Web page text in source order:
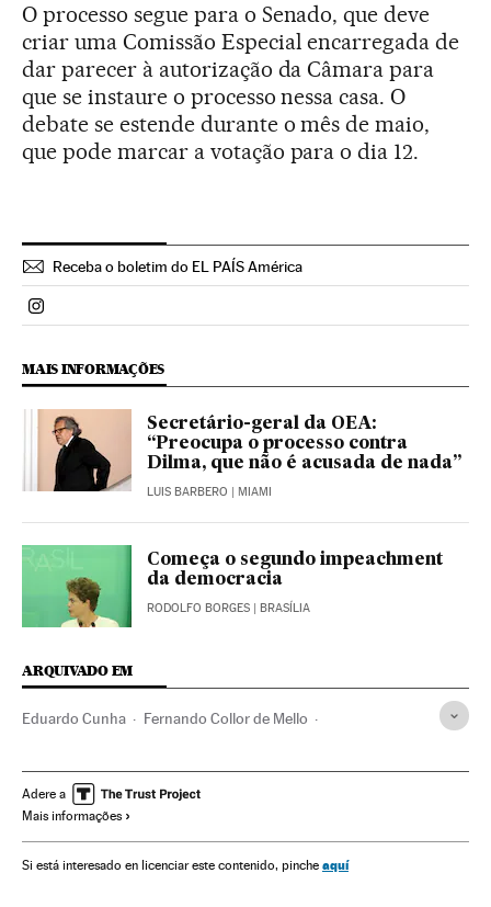
O processo segue para o Senado, que deve
criar uma Comissão Especial encarregada de
dar parecer à autorização da Câmara para
que se instaure o processo nessa casa. O
debate se estende durante o mês de maio,
que pode marcar a votação para o dia 12.
Receba o boletim do EL PAÍS América
Politica El País Brasil en Instagram
MAIS INFORMAÇÕES
Secretário-geral da OEA:
“Preocupa o processo contra
Dilma, que não é acusada de nada”
LUIS BARBERO | MIAMI
Começa o segundo impeachment
da democracia
RODOLFO BORGES | BRASÍLIA
ARQUIVADO EM
Eduardo Cunha Fernando Collor de Mello
Votação parlamentar Câmara Deputados
Impeachment
Partido dos Trabalhadores Destituições políticas
Adere a
Mais informações
Si está interesado en licenciar este contenido, pinche aquí